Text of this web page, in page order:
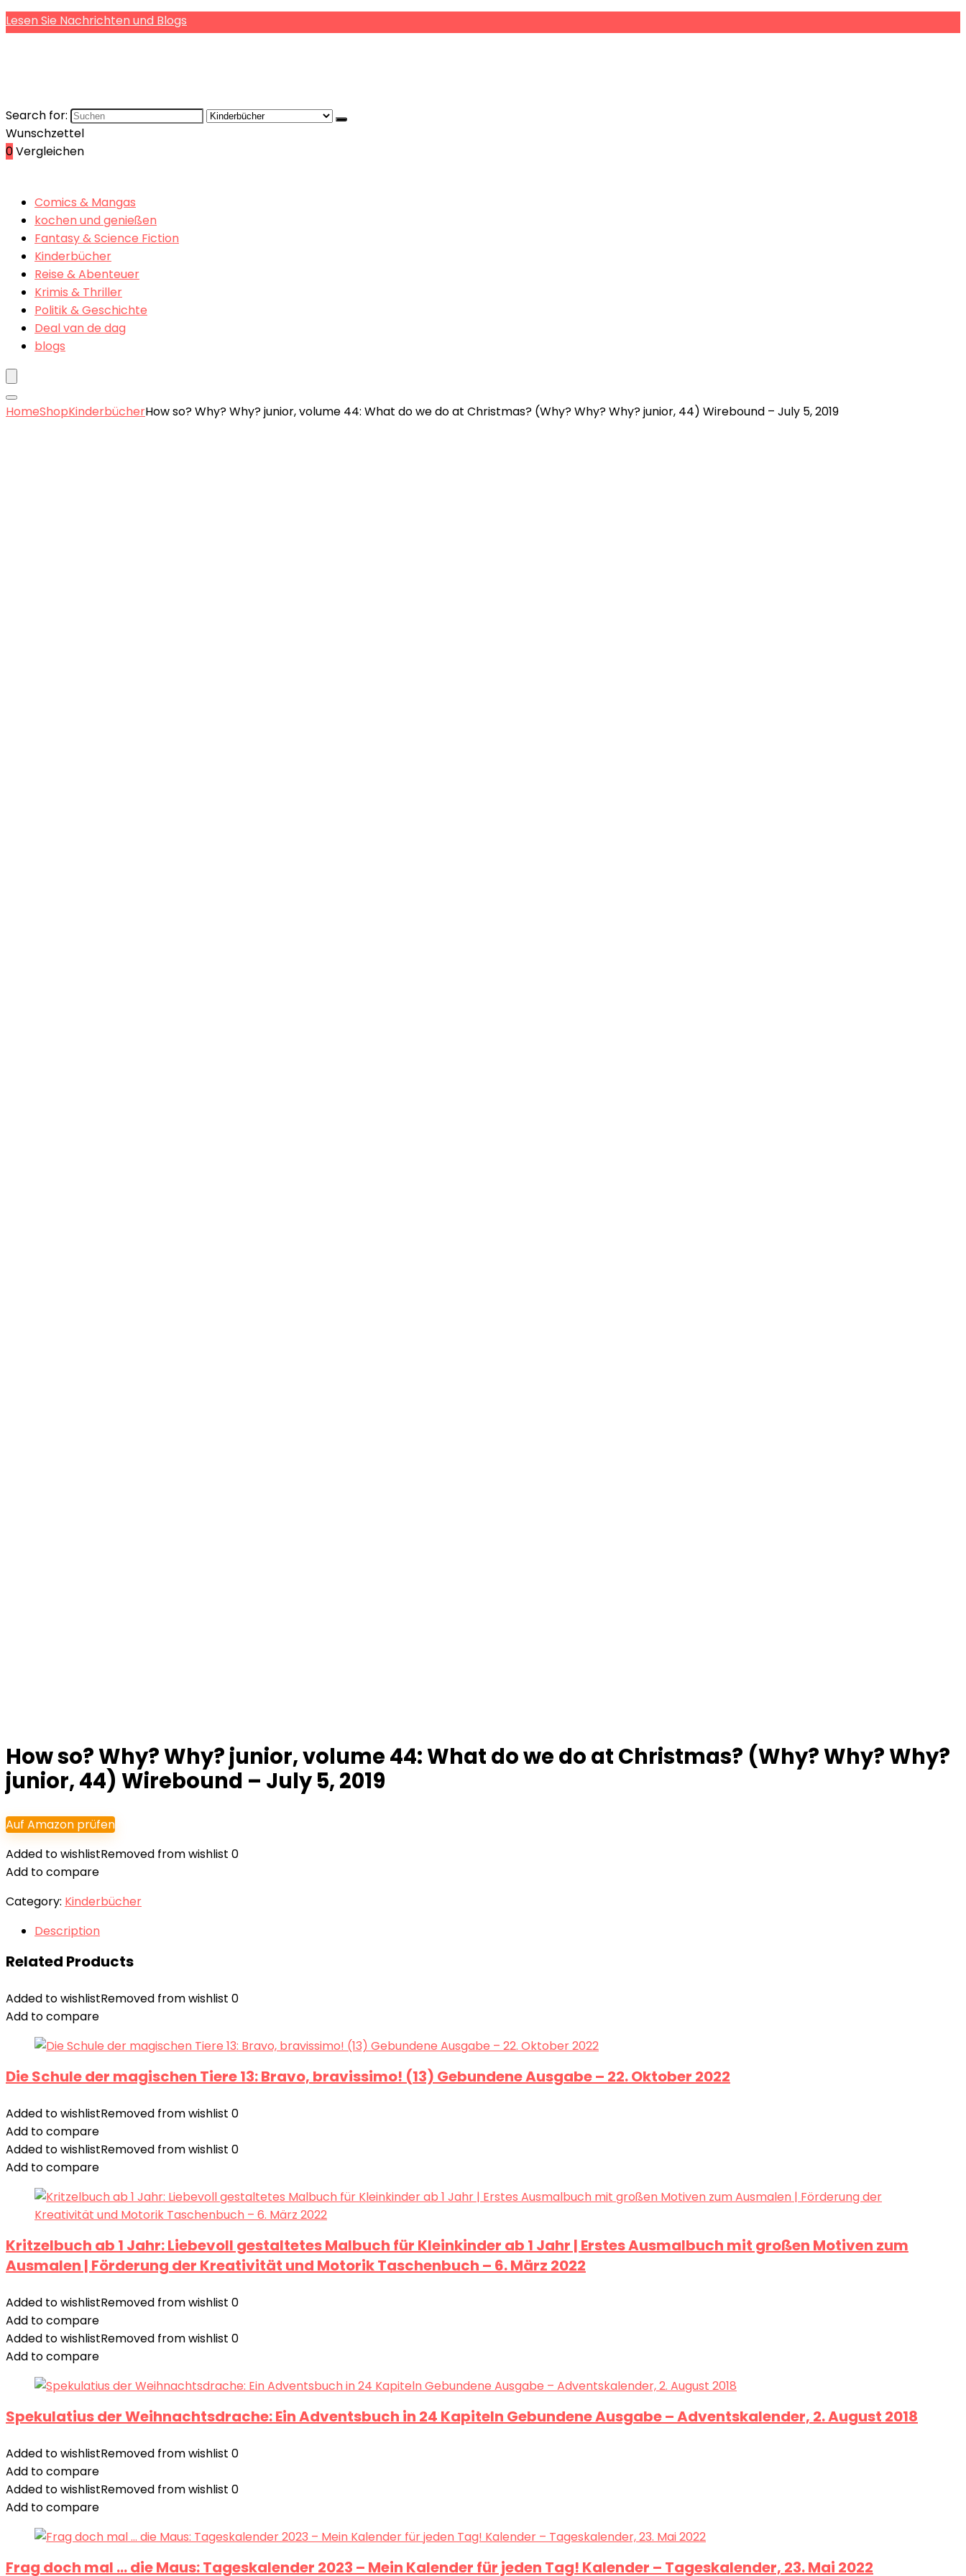
Lesen Sie Nachrichten und Blogs
Search for:
Wunschzettel
0Vergleichen
Comics & Mangas
kochen und genießen
Fantasy & Science Fiction
Kinderbücher
Reise & Abenteuer
Krimis & Thriller
Politik & Geschichte
Deal van de dag
blogs
HomeShopKinderbücherHow so? Why? Why? junior, volume 44: What do we do at Christmas? (Why? Why? Why? junior, 44) Wirebound – July 5, 2019
How so? Why? Why? junior, volume 44: What do we do at Christmas? (Why? Why? Why?
junior, 44) Wirebound – July 5, 2019
Auf Amazon prüfen
Added to wishlistRemoved from wishlist 0
Add to compare
Category: Kinderbücher
Description
Related Products
Added to wishlistRemoved from wishlist 0
Add to compare
Die Schule der magischen Tiere 13: Bravo, bravissimo! (13) Gebundene Ausgabe – 22. Oktober 2022
Added to wishlistRemoved from wishlist 0
Add to compare
Added to wishlistRemoved from wishlist 0
Add to compare
Kritzelbuch ab 1 Jahr: Liebevoll gestaltetes Malbuch für Kleinkinder ab 1 Jahr | Erstes Ausmalbuch mit großen Motiven zum
Ausmalen | Förderung der Kreativität und Motorik Taschenbuch – 6. März 2022
Added to wishlistRemoved from wishlist 0
Add to compare
Added to wishlistRemoved from wishlist 0
Add to compare
Spekulatius der Weihnachtsdrache: Ein Adventsbuch in 24 Kapiteln Gebundene Ausgabe – Adventskalender, 2. August 2018
Added to wishlistRemoved from wishlist 0
Add to compare
Added to wishlistRemoved from wishlist 0
Add to compare
Frag doch mal … die Maus: Tageskalender 2023 – Mein Kalender für jeden Tag! Kalender – Tageskalender, 23. Mai 2022